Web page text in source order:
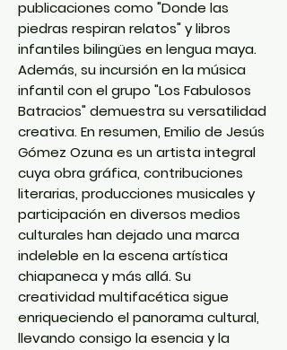
publicaciones como "Donde las
piedras respiran relatos" y libros
infantiles bilingües en lengua maya.
Además, su incursión en la música
infantil con el grupo "Los Fabulosos
Batracios" demuestra su versatilidad
creativa. En resumen, Emilio de Jesús
Gómez Ozuna es un artista integral
cuya obra gráfica, contribuciones
literarias, producciones musicales y
participación en diversos medios
culturales han dejado una marca
indeleble en la escena artística
chiapaneca y más allá. Su
creatividad multifacética sigue
enriqueciendo el panorama cultural,
llevando consigo la esencia y la